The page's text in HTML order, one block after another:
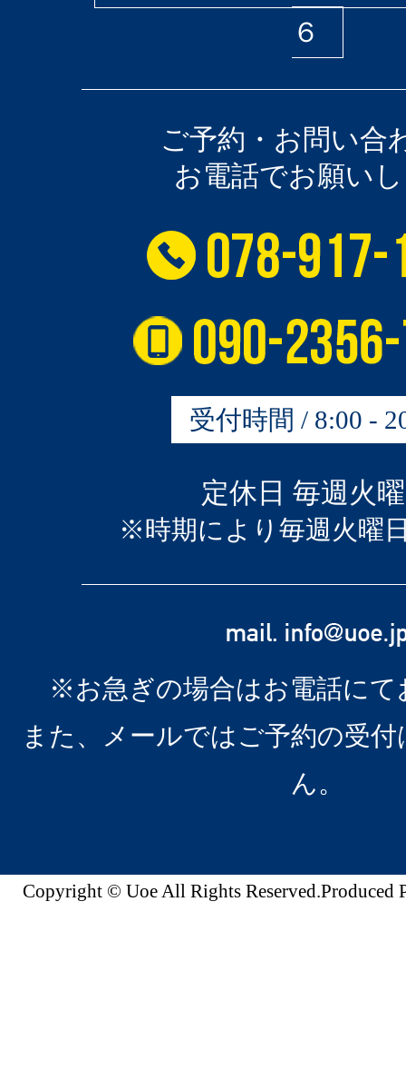
６
ご予約・お問い合
お電話でお願い
受付時間 / 8:00 -
定休日 毎週火
※時期により毎週火曜
※お急ぎの場合はお電話にて
また、メールではご予約の受
ん。
Copyright © Uoe All Rights Reserved.Produced